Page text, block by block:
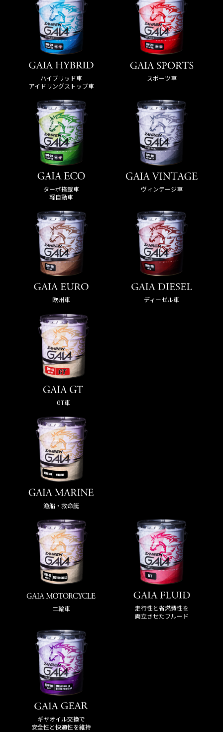
ハイブリッド車
アイドリングストップ車
スポーツ車
ターボ搭載車
軽自動車
ヴィンテージ車
欧州車 ディーゼル車
GT車
漁船・救命艇
二輪車
走行性と省燃費性を
両立させたフルード
ギヤオイル交換で
安全性と快適性を維持